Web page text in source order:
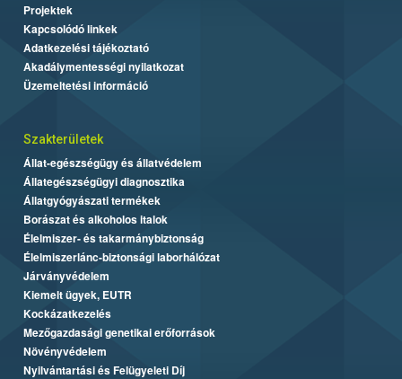
Projektek
Kapcsolódó linkek
Adatkezelési tájékoztató
Akadálymentességi nyilatkozat
Üzemeltetési információ
Szakterületek
Állat-egészségügy és állatvédelem
Állategészségügyi diagnosztika
Állatgyógyászati termékek
Borászat és alkoholos italok
Élelmiszer- és takarmánybiztonság
Élelmiszerlánc-biztonsági laborhálózat
Járványvédelem
Kiemelt ügyek, EUTR
Kockázatkezelés
Mezőgazdasági genetikai erőforrások
Növényvédelem
Nyilvántartási és Felügyeleti Díj